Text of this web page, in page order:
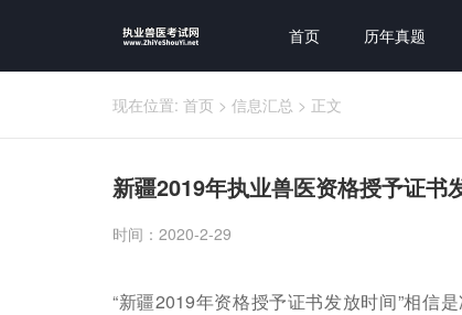
首页 历年真题
现在位置: 首页 > 信息汇总 > 正文
新疆2019年执业兽医资格授予证书
时间：2020-2-29
“新疆2019年资格授予证书发放时间”相信